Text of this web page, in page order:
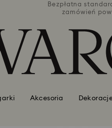
Bezpłatna
zamówień
Akcesoria